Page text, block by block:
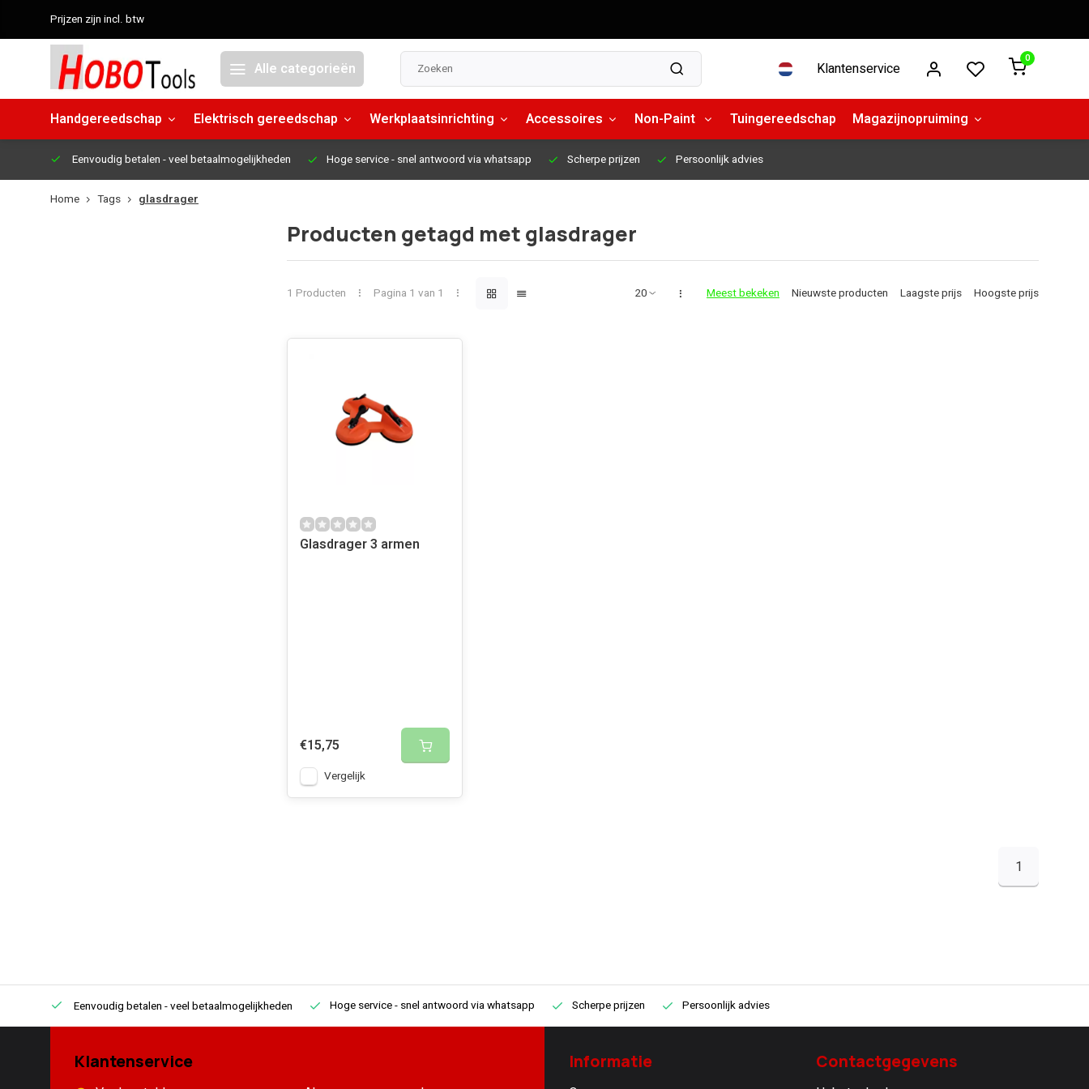
Prijzen zijn incl. btw
Alle categorieën Klantenservice
0
Handgereedschap Elektrisch gereedschap Werkplaatsinrichting Accessoires Non-Paint Tuingereedschap Magazijnopruiming
Eenvoudig betalen - veel betaalmogelijkheden Hoge service- snel antwoord via whatsapp Scherpe prijzen Persoonlijk advies
Home Tags glasdrager
Producten getagd met glasdrager
1 Producten Pagina 1 van 1 Meest bekeken Nieuwste producten Laagste prijs Hoogste prijs
Glasdrager 3 armen
€15,75
Vergelijk
1
Eenvoudig betalen - veel betaalmogelijkheden Hoge service- snel antwoord via whatsapp Scherpe prijzen Persoonlijk advies
Klantenservice Informatie Contactgegevens